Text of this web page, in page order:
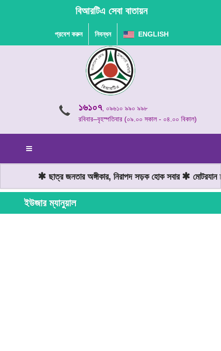
বিআরটিএ সেবা বাতায়ন
প্রবেশ করুন নিবন্ধন ENGLISH
১৬১০৭, ০৯৬১০ ৯৯০ ৯৯৮
রবিবার–বৃহস্পতিবার (০৯.০০ সকাল - ০৪.০০ বিকাল)
ছাত্র জনতার অঙ্গীকার, নিরাপদ সড়ক হোক সবার মোটরযান
ইউজার ম্যানুয়াল